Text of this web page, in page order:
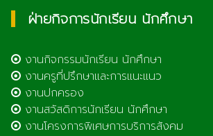
ฝ่ายกิจการนักเรียน นักศึกษา
งานกิจกรรมนักเรียน นักศึกษา
งานครูที่ปรึกษาและการแนะแนว
งานปกครอง
งานสวัสดิการนักเรียน นักศึกษา
งานโครงการพิเศษการบริการสังคม